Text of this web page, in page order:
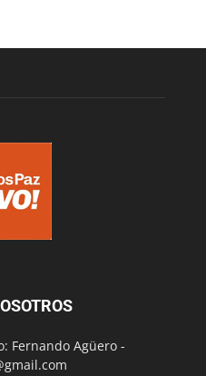
Fernando Agüero -